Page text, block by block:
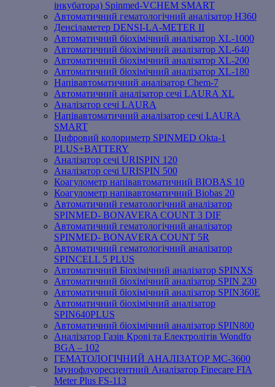
інкубатора) Spinmed-VCHEM SMART
Автоматичний гематологічний аналізатор Н360
Денсіламетер DENSI-LA-METER ІІ
Автоматичний біохімічний аналізатор XL-1000
Автоматичний біохімічний аналізатор XL-640
Автоматичний біохімічний аналізатор XL-200
Автоматичний біохімічний аналізатор XL-180
Напівавтоматичний аналізатор Chem-7
Автоматичний аналізатор сечі LAURA XL
Аналізатор сечі LAURA
Напівавтоматичний аналізатор сечі LAURA
SMART
Цифровий колориметр SPINMED Okta-1
PLUS+BATTERY
Аналізатор сечі URISPIN 120
Аналізатор сечі URISPIN 500
Коагулометр напівавтоматичний BIOBAS 10
Коагулометр напівавтоматичний Biobas 20
Автоматичний гематологічний аналізатор
SPINMED- BONAVERA COUNT 3 DIF
Автоматичний гематологічний аналізатор
SPINMED- BONAVERA COUNT 5R
Автоматичний гематологічний аналізатор
SPINCELL 5 PLUS
Автоматичний Біохімічний аналізатор SPINXS
Автоматичний біохімічний аналізатор SPIN 230
Автоматичний біохімічний аналізатор SPIN360E
Автоматичний біохімічний аналізатор
SPIN640PLUS
Автоматичний біохімічний аналізатор SPIN800
Аналізатор Газів Крові та Електролітів Wondfo
BGA – 102
ГЕМАТОЛОГІЧНИЙ АНАЛІЗАТОР MC-3600
Імунофлуоресцентний Аналізатор Finecare FIA
Meter Plus FS-113